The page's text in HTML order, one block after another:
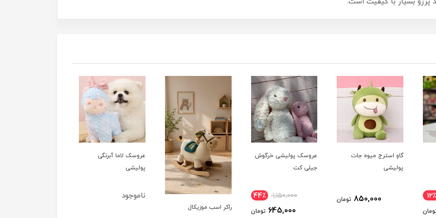
12٪
گاو استرج میوه جات
پولیشی
850,000 تومان
عروسک پولیشی خرگوش
جیلی کت
1,150,000 44٪
645,000 تومان راکر اسب موزیکال
عروسک لاما آبرنگی
پولیشی
ناموجود